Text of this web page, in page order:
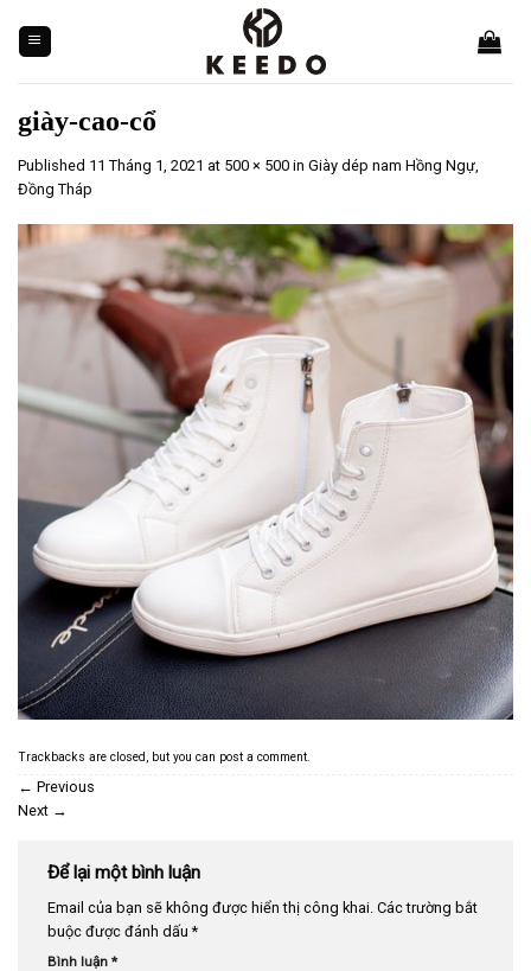
content
giày-cao-cổ
Published 11 Tháng 1, 2021 at 500 × 500 in Giày dép nam Hồng Ngự,
Đồng Tháp
Trackbacks are closed, but you can post a comment.
← Previous
Next →
Để lại một bình luận
Email của bạn sẽ không được hiển thị công khai. Các trường bắt
buộc được đánh dấu*
Bình luận *